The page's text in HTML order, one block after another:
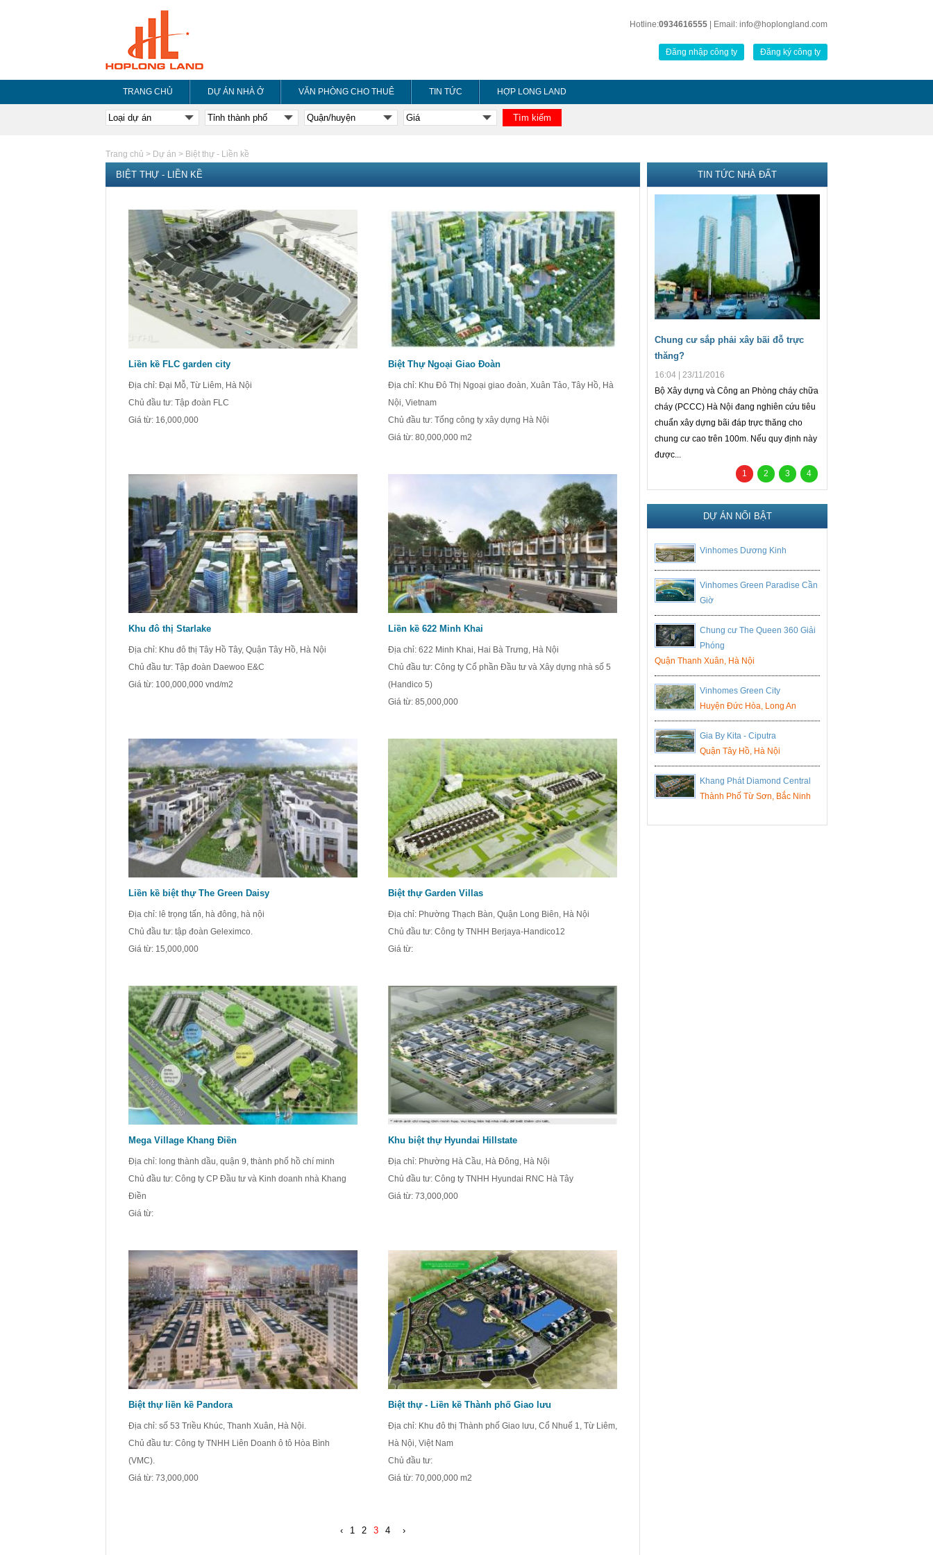
Hotline:0934616555 | Email: info@hoplongland.com
Đăng nhập công ty Đăng ký công ty
TRANG CHỦ DỰ ÁN NHÀ Ở VĂN PHÒNG CHO THUÊ TIN TỨC HỢP LONG LAND
Trang chủ > Dự án > Biệt thự - Liền kề
BIỆT THỰ - LIỀN KỀ
Liền kề FLC garden city
Địa chỉ: Đại Mỗ, Từ Liêm, Hà Nội
Chủ đầu tư: Tập đoàn FLC
Giá từ: 16,000,000
Biệt Thự Ngoại Giao Đoàn
Địa chỉ: Khu Đô Thị Ngoại giao đoàn, Xuân Tảo, Tây Hồ, Hà
Nội, Vietnam
Chủ đầu tư: Tổng công ty xây dựng Hà Nội
Giá từ: 80,000,000 m2
Khu đô thị Starlake
Địa chỉ: Khu đô thị Tây Hồ Tây, Quận Tây Hồ, Hà Nội
Chủ đầu tư: Tập đoàn Daewoo E&C
Giá từ: 100,000,000 vnd/m2
Liền kề 622 Minh Khai
Địa chỉ: 622 Minh Khai, Hai Bà Trưng, Hà Nội
Chủ đầu tư: Công ty Cổ phần Đầu tư và Xây dựng nhà số 5
(Handico 5)
Giá từ: 85,000,000
Liền kề biệt thự The Green Daisy
Địa chỉ: lê trọng tấn, hà đông, hà nội
Chủ đầu tư: tập đoàn Geleximco.
Giá từ: 15,000,000
Biệt thự Garden Villas
Địa chỉ: Phường Thạch Bàn, Quận Long Biên, Hà Nội
Chủ đầu tư: Công ty TNHH Berjaya-Handico12
Giá từ:
Mega Village Khang Điền
Địa chỉ: long thành dầu, quận 9, thành phố hồ chí minh
Chủ đầu tư: Công ty CP Đầu tư và Kinh doanh nhà Khang
Điền
Giá từ:
Khu biệt thự Hyundai Hillstate
Địa chỉ: Phường Hà Cầu, Hà Đông, Hà Nội
Chủ đầu tư: Công ty TNHH Hyundai RNC Hà Tây
Giá từ: 73,000,000
Biệt thự liền kề Pandora
Địa chỉ: số 53 Triều Khúc, Thanh Xuân, Hà Nội.
Chủ đầu tư: Công ty TNHH Liên Doanh ô tô Hòa Bình
(VMC).
Giá từ: 73,000,000
Biệt thự - Liền kề Thành phố Giao lưu
Địa chỉ: Khu đô thị Thành phố Giao lưu, Cổ Nhuế 1, Từ Liêm,
Hà Nội, Việt Nam
Chủ đầu tư:
Giá từ: 70,000,000 m2
‹ 1 2 3 4 ›
TIN TỨC NHÀ ĐẤT
Chung cư sắp phải xây bãi đỗ trực
thăng?
16:04 | 23/11/2016
Bộ Xây dựng và Công an Phòng cháy chữa
cháy (PCCC) Hà Nội đang nghiên cứu tiêu
chuẩn xây dựng bãi đáp trực thăng cho
chung cư cao trên 100m. Nếu quy định này
được...
1 2 3 4
DỰ ÁN NỔI BẬT
Vinhomes Dương Kinh
Vinhomes Green Paradise Cần
Giờ
Chung cư The Queen 360 Giải
Phóng
Quận Thanh Xuân, Hà Nội
Vinhomes Green City
Huyện Đức Hòa, Long An
Gia By Kita - Ciputra
Quận Tây Hồ, Hà Nội
Khang Phát Diamond Central
Thành Phố Từ Sơn, Bắc Ninh